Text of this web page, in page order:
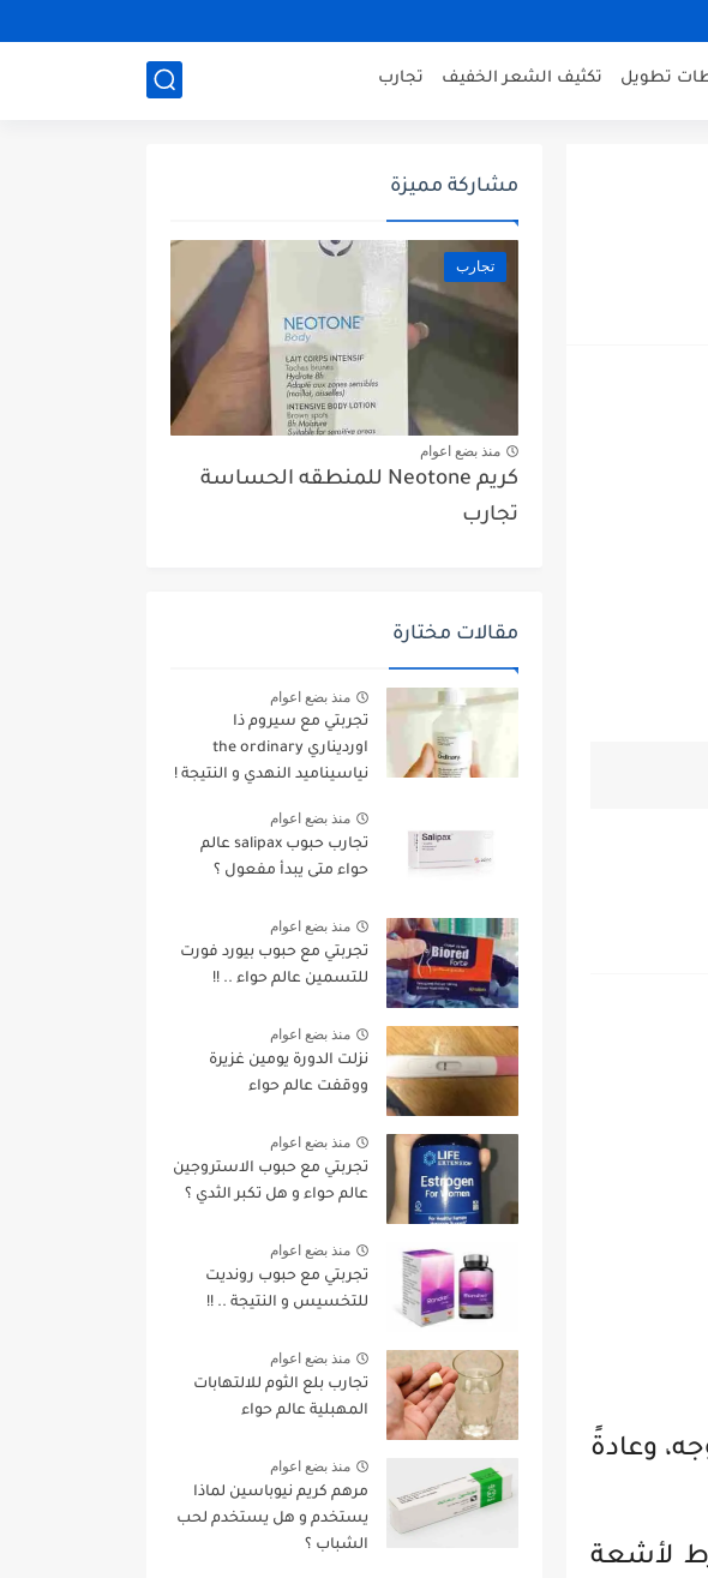
تطويل تكثيف الشعر الخفيف تجارب
وعادةً
لأشعة
مشاركة مميزة
تجارب
منذ بضع اعوام
كريم Neotone للمنطقه الحساسة
تجارب
مقالات مختارة
منذ بضع اعوام
تجربتي مع سيروم ذا
اورديناري the ordinary
نياسيناميد النهدي و النتيجة !
منذ بضع اعوام
تجارب حبوب salipax عالم
حواء متى يبدأ مفعول ؟
منذ بضع اعوام
تجربتي مع حبوب بيورد فورت
للتسمين عالم حواء .. !!
منذ بضع اعوام
نزلت الدورة يومين غزيرة
ووقفت عالم حواء
منذ بضع اعوام
تجربتي مع حبوب الاستروجين
عالم حواء و هل تكبر الثدي ؟
منذ بضع اعوام
تجربتي مع حبوب رونديت
للتخسيس و النتيجة .. !!
منذ بضع اعوام
تجارب بلع الثوم للالتهابات
المهبلية عالم حواء
منذ بضع اعوام
مرهم كريم نيوباسين لماذا
يستخدم و هل يستخدم لحب
الشباب ؟